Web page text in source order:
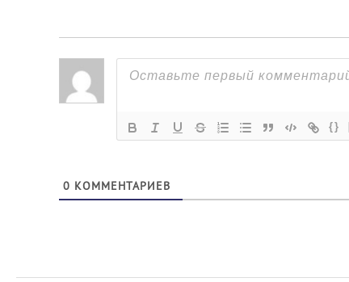
{}
0 КОММЕНТАРИЕВ